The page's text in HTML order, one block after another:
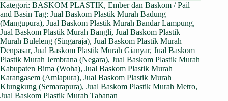
Kategori: BASKOM PLASTIK, Ember dan Baskom / Pail
and Basin Tag: Jual Baskom Plastik Murah Badung
(Mangupura), Jual Baskom Plastik Murah Bandar Lampung,
Jual Baskom Plastik Murah Bangli, Jual Baskom Plastik
Murah Buleleng (Singaraja), Jual Baskom Plastik Murah
Denpasar, Jual Baskom Plastik Murah Gianyar, Jual Baskom
Plastik Murah Jembrana (Negara), Jual Baskom Plastik Murah
Kabupaten Bima (Woha), Jual Baskom Plastik Murah
Karangasem (Amlapura), Jual Baskom Plastik Murah
Klungkung (Semarapura), Jual Baskom Plastik Murah Metro,
Jual Baskom Plastik Murah Tabanan